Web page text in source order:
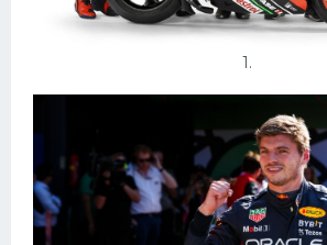
1.
Баскетбол
Конькобежный спорт
Тренажеры
Интерьеры квартир